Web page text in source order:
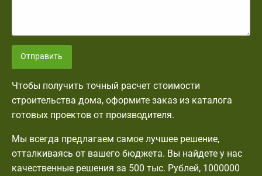
Отправить
Чтобы получить точный расчет стоимости
строительства дома, оформите заказ из каталога
готовых проектов от производителя.
Мы всегда предлагаем самое лучшее решение,
отталкиваясь от вашего бюджета. Вы найдете у нас
качественные решения за 500 тыс. Рублей, 1000000